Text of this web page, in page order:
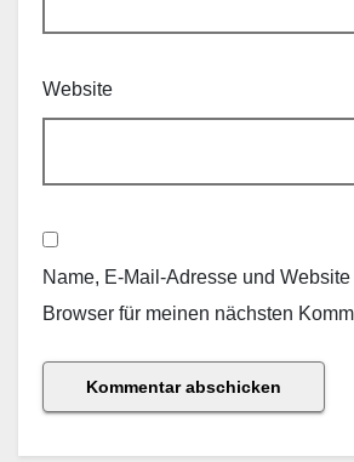
Website
Name, E-Mail-Adresse und
Browser für meinen nächsten